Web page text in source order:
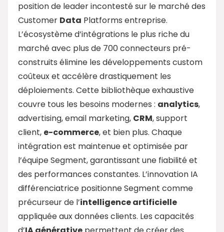
position de leader incontesté sur le marché des
Customer Data Platforms entreprise.
L’écosystème d’intégrations le plus riche du
marché avec plus de 700 connecteurs pré-
construits élimine les développements custom
coûteux et accélère drastiquement les
déploiements. Cette bibliothèque exhaustive
couvre tous les besoins modernes : analytics,
advertising, email marketing, CRM, support
client, e-commerce, et bien plus. Chaque
intégration est maintenue et optimisée par
l’équipe Segment, garantissant une fiabilité et
des performances constantes. L’innovation IA
différenciatrice positionne Segment comme
précurseur de l’intelligence artificielle
appliquée aux données clients. Les capacités